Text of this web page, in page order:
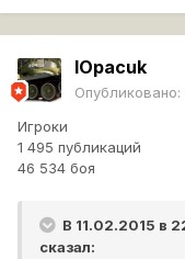
lOpacuk
Опубликовано:
Игроки
1 495 публикаций
46 534 боя
В 11.02.2015 в
сказал: